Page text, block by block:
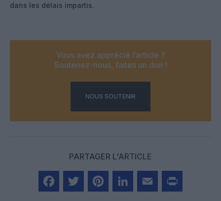
dans les délais impartis.
Vous avez apprécié l’article ?
Soutenez-nous, faites un don !
NOUS SOUTENIR
PARTAGER L'ARTICLE